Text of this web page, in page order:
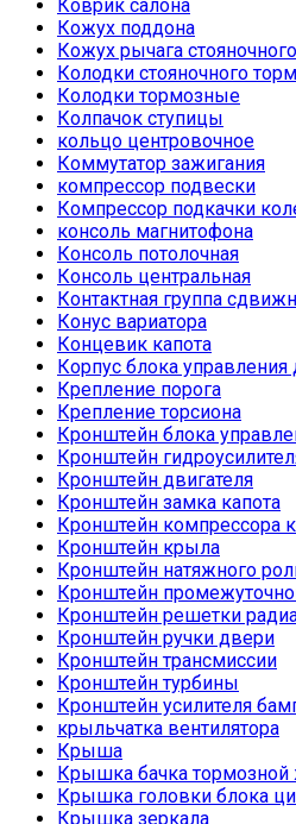
Коврик салона
Кожух поддона
Кожух рычага
Колодки стояночного
Колодки тормозные
Колпачок ступицы
кольцо центровочное
Коммутатор зажигания
компрессор подвески
Компрессор подкачки
консоль магнитофона
Консоль потолочная
Консоль центральная
Контактная группа
Конус вариатора
Концевик капота
Корпус блока управления
Крепление порога
Крепление торсиона
Кронштейн блока
Кронштейн
Кронштейн двигателя
Кронштейн замка капота
Кронштейн компрессора
Кронштейн крыла
Кронштейн натяжного
Кронштейн
Кронштейн решетки
Кронштейн ручки двери
Кронштейн трансмиссии
Кронштейн турбины
Кронштейн усилителя
крыльчатка вентилятора
Крыша
Крышка бачка тормозной
Крышка головки блока
Крышка зеркала